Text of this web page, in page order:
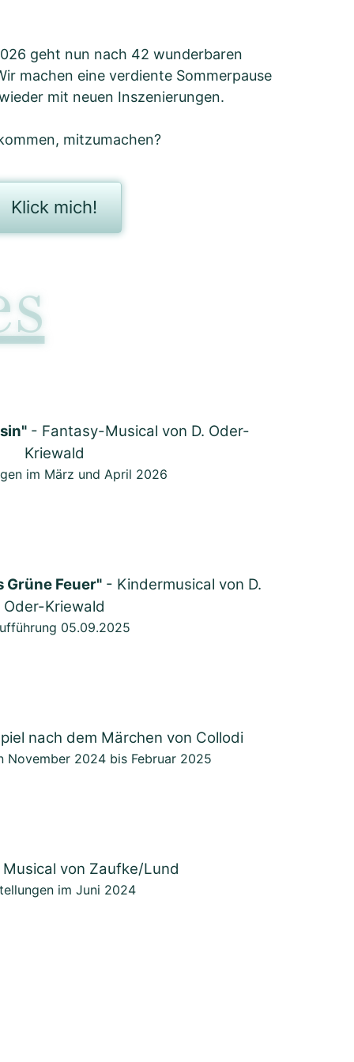
geht nun nach 42 wunderbaren
machen eine verdiente Sommerpause
mit neuen Inszenierungen.
mitzumachen?
Klick mich!
- Fantasy-Musical von D. Oder-
Kriewald
im März und April 2026
Grüne Feuer" - Kindermusical von D.
Oder-Kriewald
05.09.2025
nach dem Märchen von Collodi
November 2024 bis Februar 2025
von Zaufke/Lund
im Juni 2024